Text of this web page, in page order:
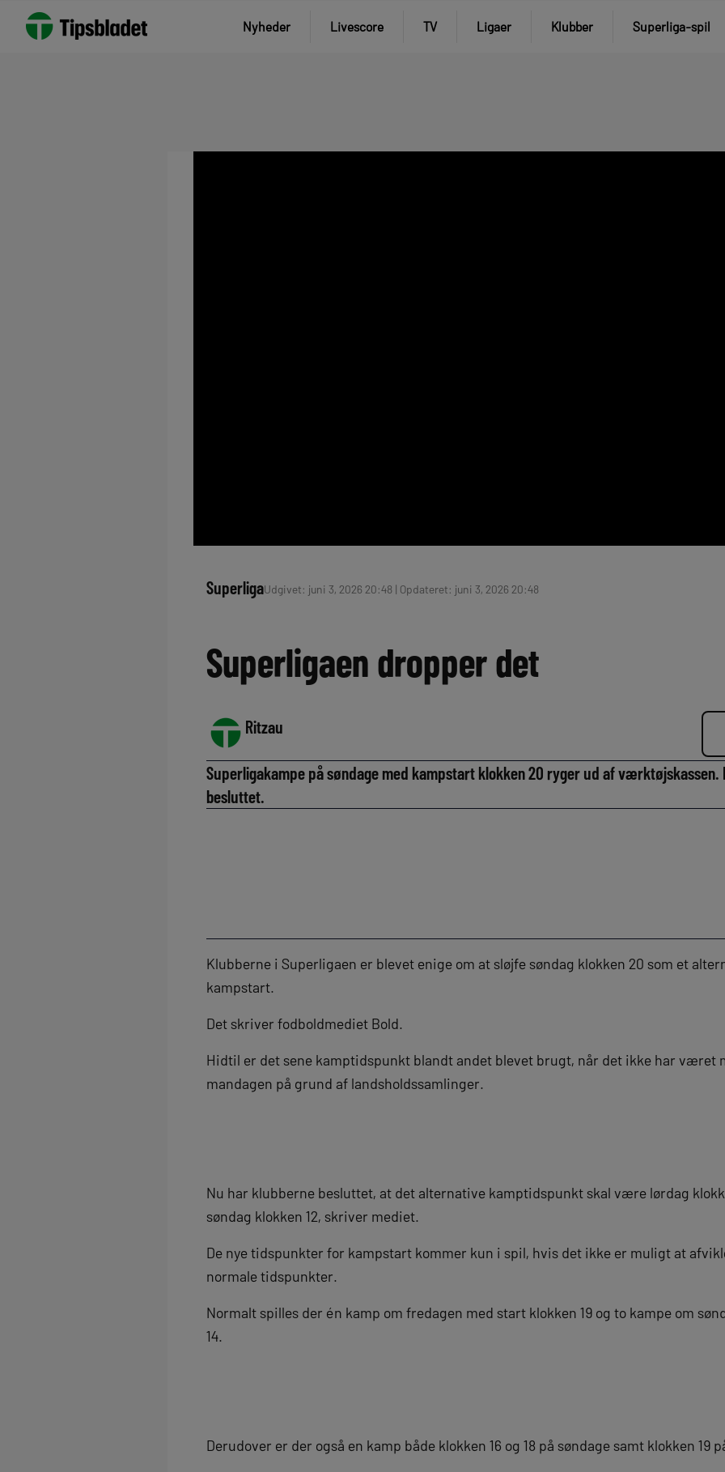
Nyheder Livescore TV Ligaer Klubber Superliga-spil
SuperligaUdgivet: juni 3, 2026 20:48 | Opdateret: juni 3, 2026 20:48
Superligaen dropper det
Ritzau
Superligakampe på søndage med kampstart klokken 20 ryger ud af værktøjskassen.
besluttet.
Klubberne i Superligaen er blevet enige om at sløjfe søndag klokken 20 som et
kampstart.
Det skriver fodboldmediet Bold.
Hidtil er det sene kamptidspunkt blandt andet blevet brugt, når det ikke har været
mandagen på grund af landsholdssamlinger.
Nu har klubberne besluttet, at det alternative kamptidspunkt skal være lørdag
søndag klokken 12, skriver mediet.
De nye tidspunkter for kampstart kommer kun i spil, hvis det ikke er muligt at
normale tidspunkter.
Normalt spilles der én kamp om fredagen med start klokken 19 og to kampe om
14.
Derudover er der også en kamp både klokken 16 og 18 på søndage samt klokken 19